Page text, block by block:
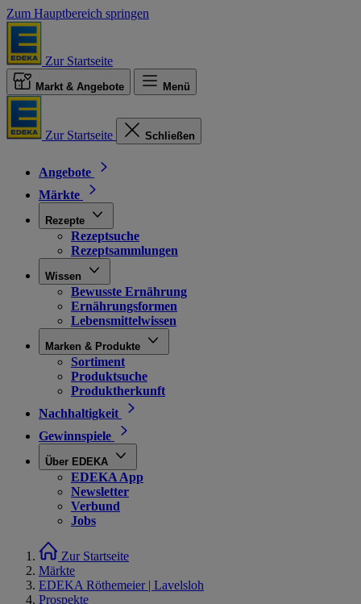
Zum Hauptbereich springen
Zur Startseite
Markt & Angebote Menü
Zur Startseite Schließen
Angebote
Märkte
Rezepte
Rezeptsuche
Rezeptsammlungen
Wissen
Bewusste Ernährung
Ernährungsformen
Lebensmittelwissen
Marken & Produkte
Sortiment
Produktsuche
Produktherkunft
Nachhaltigkeit
Gewinnspiele
Über EDEKA
EDEKA App
Newsletter
Verbund
Jobs
Zur Startseite
Märkte
EDEKA Röthemeier | Lavelsloh
Prospekte